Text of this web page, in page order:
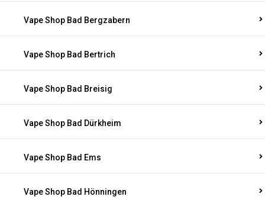
Vape Shop Bad Bergzabern
Vape Shop Bad Bertrich
Vape Shop Bad Breisig
Vape Shop Bad Dürkheim
Vape Shop Bad Ems
Vape Shop Bad Hönningen